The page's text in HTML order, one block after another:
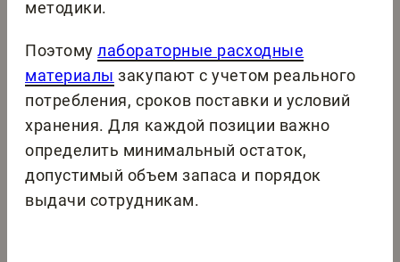
методики.
Поэтомулабораторные расходные
материалы закупают с учетом реального
потребления, сроков поставки и условий
хранения. Для каждой позиции важно
определить минимальный остаток,
допустимый объем запаса и порядок
выдачи сотрудникам.